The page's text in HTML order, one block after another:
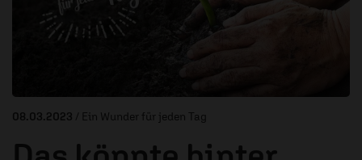
AUDIOTHEK
PROGRAMM
08.03.2023 / Ein Wunder für jeden Tag